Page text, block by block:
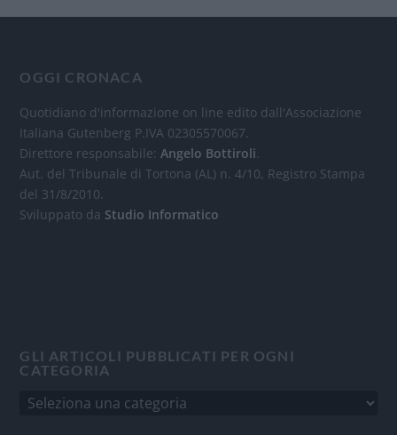
OGGI CRONACA
Quotidiano d'informazione on line edito dall'Associazione
Italiana Gutenberg P.IVA 02305570067.
Direttore responsabile:Angelo Bottiroli.
Aut. del Tribunale di Tortona (AL) n. 4/10, Registro Stampa
del 31/8/2010.
Sviluppato da Studio Informatico
GLI ARTICOLI PUBBLICATI PER OGNI
CATEGORIA